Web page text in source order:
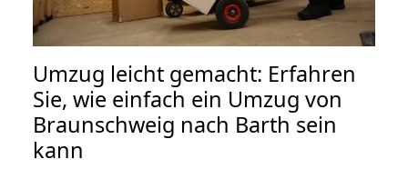
Umzug leicht gemacht: Erfahren
Sie, wie einfach ein Umzug von
Braunschweig nach Barth sein
kann